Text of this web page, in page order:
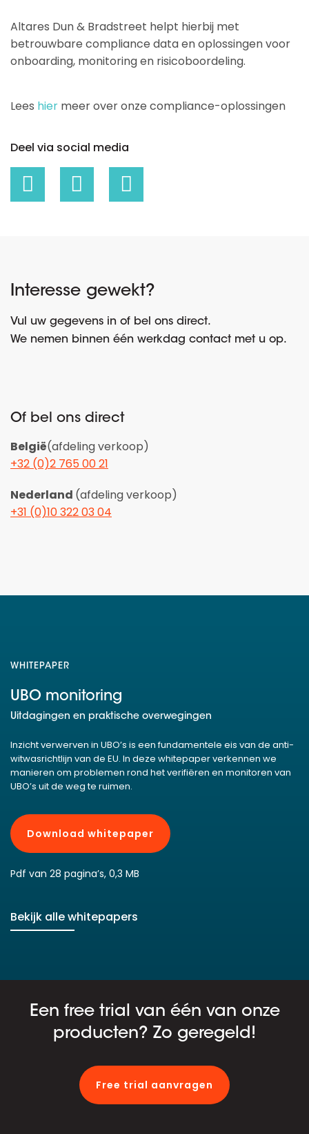
Altares Dun & Bradstreet helpt hierbij met
betrouwbare compliance data en oplossingen voor
onboarding, monitoring en risicoboordeling.
Lees hier meer over onze compliance-oplossingen
Deel via social media
Interesse gewekt?
Vul uw gegevens in of bel ons direct.
We nemen binnen één werkdag contact met u op.
Of bel ons direct
België(afdeling verkoop)
+32 (0)2 765 00 21
Nederland (afdeling verkoop)
+31 (0)10 322 03 04
WHITEPAPER
UBO monitoring
Uitdagingen en praktische overwegingen
Inzicht verwerven in UBO’s is een fundamentele eis van de anti-
witwasrichtlijn van de EU. In deze whitepaper verkennen we
manieren om problemen rond het verifiëren en monitoren van
UBO’s uit de weg te ruimen.
Download whitepaper
Pdf van 28 pagina’s, 0,3 MB
Bekijk alle whitepapers
Een free trial van één van onze
producten? Zo geregeld!
Free trial aanvragen